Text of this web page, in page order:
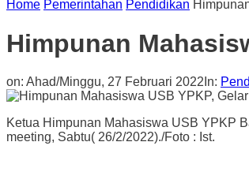
Home Pemerintahan Pendidikan
Himpunan
on: Ahad/Minggu, 27 Februari 2022 In:
Ketua Himpunan Mahasiswa USB YPKP
meeting, Sabtu( 26/2/2022)./Foto : Ist.